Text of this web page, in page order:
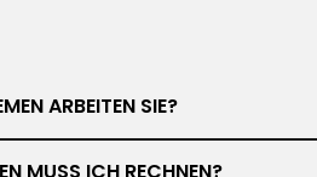
ARBEITEN SIE?
MUSS ICH RECHNEN?